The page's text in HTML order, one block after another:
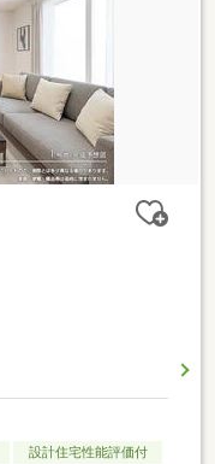
設計住宅性能評価付